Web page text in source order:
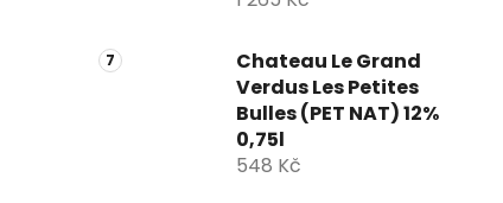
Chateau Le Grand
Verdus Les Petites
Bulles (PET NAT) 12%
0,75l
548 Kč